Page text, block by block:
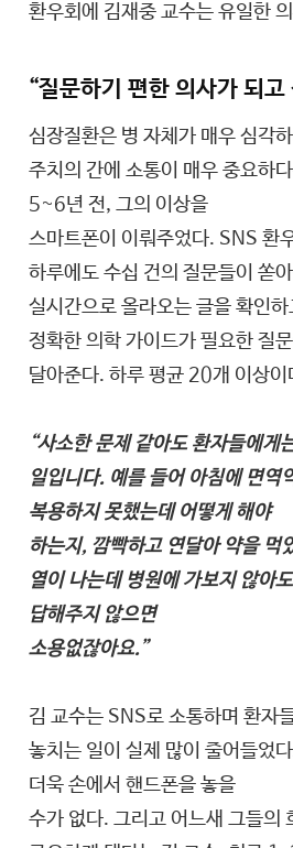
환우회에 김재중 교수는 유일한
“질문하기 편한 의사가 되고
심장질환은 병 자체가 매우 심각
주치의 간에 소통이 매우 중요하
5~6년 전, 그의 이상을
스마트폰이 이뤄주었다. SNS 환
하루에도 수십 건의 질문들이 쏟
실시간으로 올라오는 글을 확인하
정확한 의학 가이드가 필요한 질
달아준다. 하루 평균 20개 이상이
“사소한 문제 같아도 환자들에게
일입니다. 예를 들어 아침에 면역
복용하지 못했는데 어떻게 해야
하는지, 깜빡하고 연달아 약을 먹
열이 나는데 병원에 가보지 않아
답해주지 않으면
소용없잖아요.”
김 교수는 SNS로 소통하며 환자
놓치는 일이 실제 많이 줄어들었
더욱 손에서 핸드폰을 놓을
수가 없다. 그리고 어느새 그들의